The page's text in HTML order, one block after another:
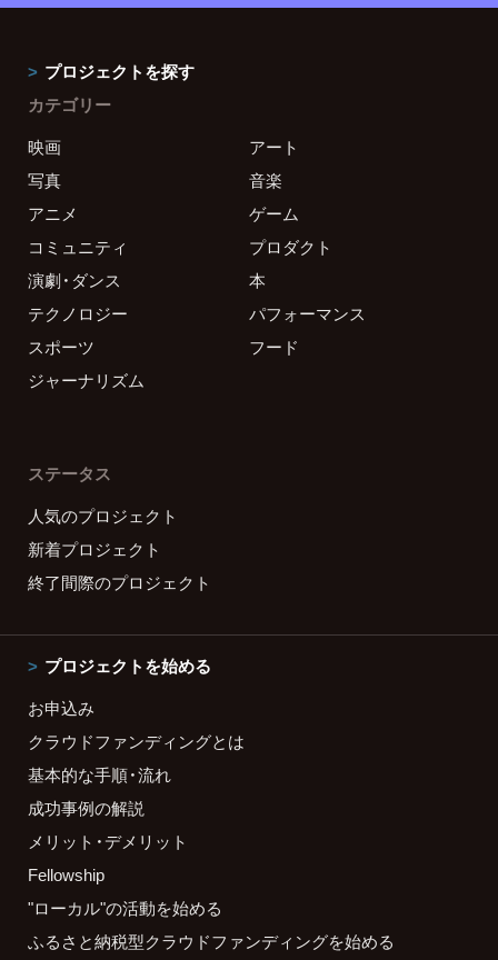
プロジェクトを探す
カテゴリー
映画
アート
写真
音楽
アニメ
ゲーム
コミュニティ
プロダクト
演劇・ダンス
本
テクノロジー
パフォーマンス
スポーツ
フード
ジャーナリズム
ステータス
人気のプロジェクト
新着プロジェクト
終了間際のプロジェクト
プロジェクトを始める
お申込み
クラウドファンディングとは
基本的な手順・流れ
成功事例の解説
メリット・デメリット
Fellowship
"ローカル"の活動を始める
ふるさと納税型クラウドファンディングを始める